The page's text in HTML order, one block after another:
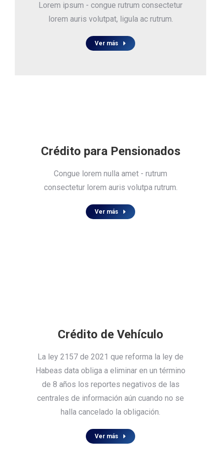
Lorem ipsum - congue rutrum consectetur
lorem auris volutpat, ligula ac rutrum.
Ver más
Crédito para Pensionados
Congue lorem nulla amet - rutrum
consectetur lorem auris volutpa rutrum.
Ver más
Crédito de Vehículo
La ley 2157 de 2021 que reforma la ley de
Habeas data obliga a eliminar en un término
de 8 años los reportes negativos de las
centrales de información aún cuando no se
halla cancelado la obligación.
Ver más